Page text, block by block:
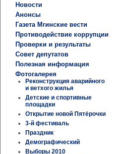
Новости
Анонсы
Газета Мгинские вести
Противодействие коррупции
Проверки и результаты
Совет депутатов
Полезная информация
Фотогалерея
Реконструкция аварийного
и ветхого жилья
Детские и спортивные
площадки
Открытие новой Пятёрочки
3-й фестиваль
Праздник
Демографический
Выборы 2010